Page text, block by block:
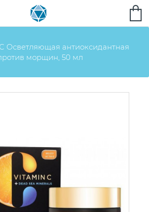
Осветляющая антиоксидантная
морщин, 50 мл